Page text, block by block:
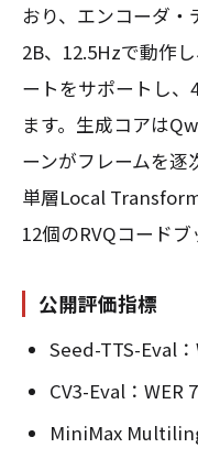
おり、エンコーダ
2B、12.5Hzで動作
ートをサポートし
ます。生成コアは
ーンがフレームを逐
単層Local
12個のRVQコードブ
公開評価指標
Seed-TTS-Eval
CV3-Eval：WER
MiniMax